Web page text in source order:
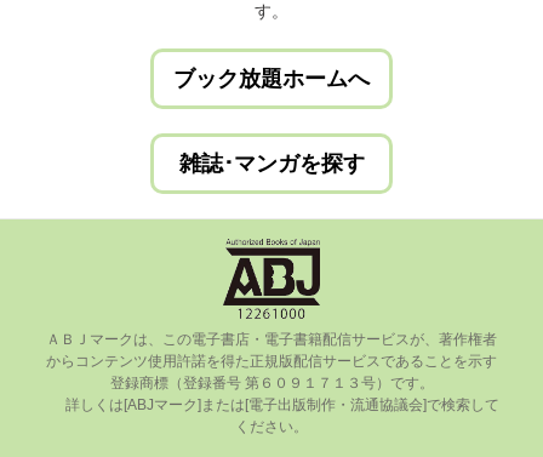
す。
ブック放題ホームへ
雑誌･マンガを探す
ＡＢＪマークは、この電⼦書店・電⼦書籍配信サービスが、著作権者
からコンテンツ使⽤許諾を得た正規版配信サービスであることを⽰す
登録商標（登録番号 第６０９１７１３号）です。
ください。